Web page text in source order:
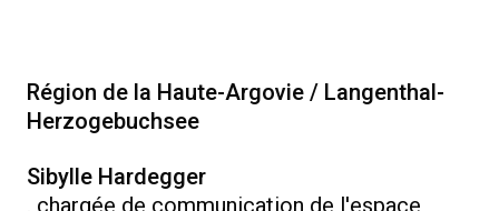
Région de la Haute-Argovie / Langenthal-
Herzogebuchsee
Sibylle Hardegger